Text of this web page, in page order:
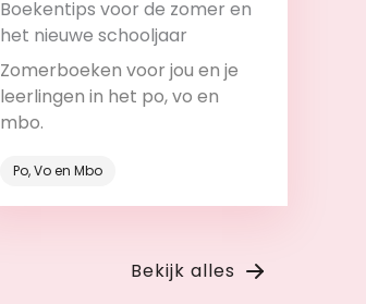
Boekentips voor de zomer en
het nieuwe schooljaar
Zomerboeken voor jou en je
leerlingen in het po, vo en
mbo.
Po, Vo en Mbo
Bekijk alles